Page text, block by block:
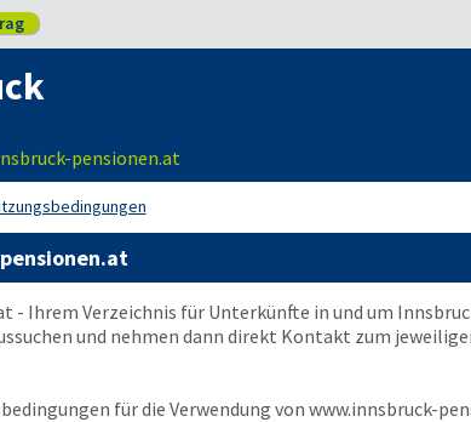
pensionen.at
- Ihrem Verzeichnis für Unterkünfte in und um
und nehmen dann direkt Kontakt zum
für die Verwendung von www.innsbruck-